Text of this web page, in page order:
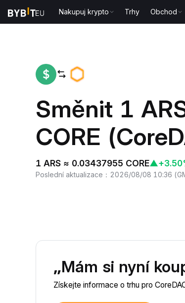
Nakupuj krypto Trhy Obchod
Směnit 1
CORE
1 ARS ≈ 0.03437955 CORE▲
Poslední aktualizace ： 2026/08/08 10:36 (
„Mám si nyní
Získejte informace o trhu pro